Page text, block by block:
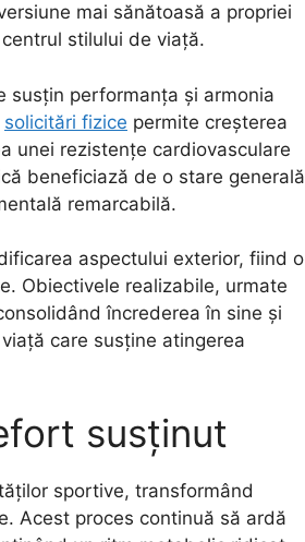
mai sănătoasă a propriei
stilului de viață.
susțin performanța și armonia
solicitări fizice permite creșterea
unei rezistențe cardiovasculare
beneficiază de o stare generală
remarcabilă.
aspectului exterior, fiind o
Obiectivele realizabile, urmate
încrederea în sine și
care susține atingerea
susținut
sportive, transformând
Acest proces continuă să ardă